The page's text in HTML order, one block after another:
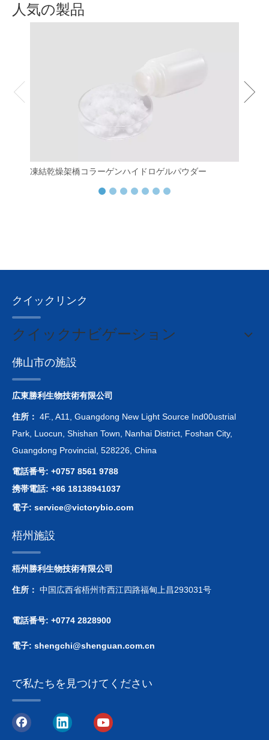
人気の製品
凍結乾燥架橋コラーゲンハイドロゲルパウダー
クイックリンク
クイックナビゲーション
佛山市の施設
広東勝利生物技術有限公司
住所： 4F., A11, Guangdong New Light Source Ind00ustrial
Park, Luocun, Shishan Town, Nanhai District, Foshan City,
Guangdong Provincial, 528226, China
電話番号: +0757 8561 9788
携帯電話: +86 18138941037
電子: service@victorybio.com
梧州施設
梧州勝利生物技術有限公司
住所： 中国広西省梧州市西江四路福甸上昌293031号
電話番号: +0774 2828900
電子: shengchi@shenguan.com.cn
で私たちを見つけてください